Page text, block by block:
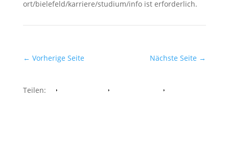
ort/bielefeld/karriere/studium/info ist erforderlich.
← Vorherige Seite Nächste Seite →
Teilen: Facebook Whatsapp Twitter